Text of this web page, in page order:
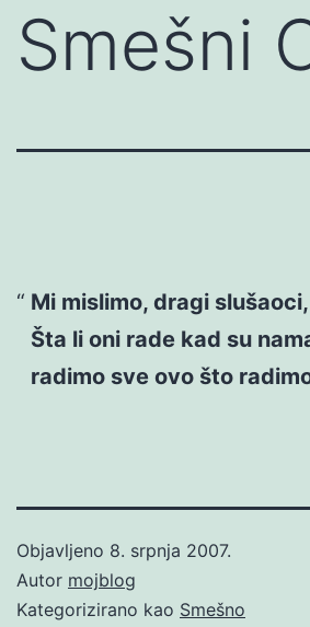
Smešni
Mi mislimo, dragi
Šta li oni rade kad su
radimo sve ovo što
Objavljeno 8. srpnja 2007.
Autor mojblog
Kategorizirano kao Smešno